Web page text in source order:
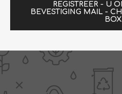
REGISTREER - U
BEVESTIGING MAIL -
BOX.